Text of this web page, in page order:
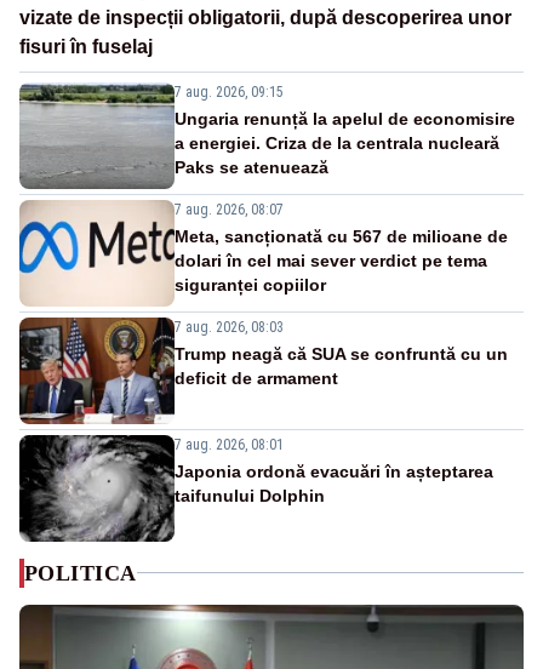
vizate de inspecții obligatorii, după descoperirea unor
fisuri în fuselaj
7 aug. 2026, 09:15
Ungaria renunță la apelul de economisire
a energiei. Criza de la centrala nucleară
Paks se atenuează
7 aug. 2026, 08:07
Meta, sancționată cu 567 de milioane de
dolari în cel mai sever verdict pe tema
siguranței copiilor
7 aug. 2026, 08:03
Trump neagă că SUA se confruntă cu un
deficit de armament
7 aug. 2026, 08:01
Japonia ordonă evacuări în așteptarea
taifunului Dolphin
POLITICA